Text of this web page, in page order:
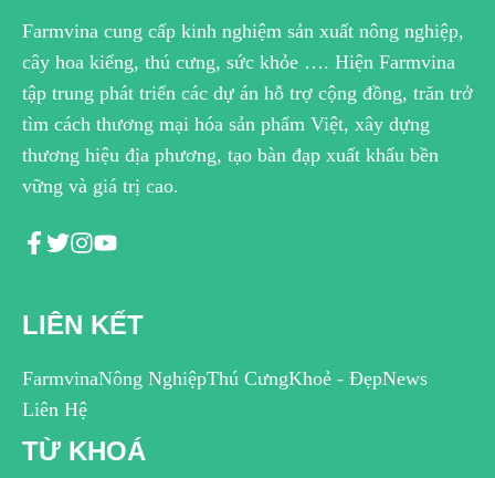
Farmvina cung cấp kinh nghiệm sản xuất nông nghiệp,
cây hoa kiểng, thú cưng, sức khỏe …. Hiện Farmvina
tập trung phát triển các dự án hỗ trợ cộng đồng, trăn trở
tìm cách thương mại hóa sản phẩm Việt, xây dựng
thương hiệu địa phương, tạo bàn đạp xuất khẩu bền
vững và giá trị cao.
LIÊN KẾT
FarmvinaNông NghiệpThú CưngKhoẻ - ĐẹpNews
Liên Hệ
TỪ KHOÁ